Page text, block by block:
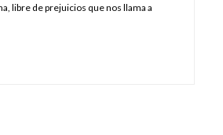
libre de prejuicios que nos llama a